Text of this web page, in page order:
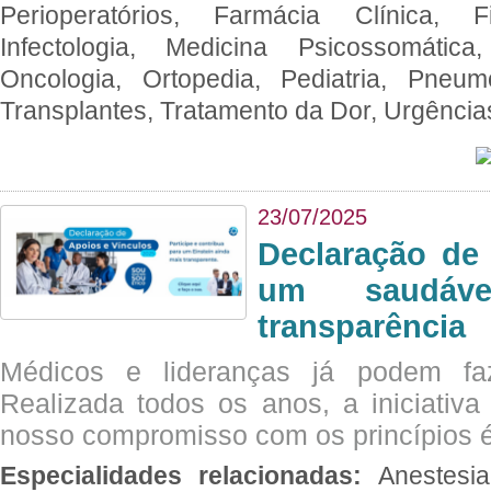
Perioperatórios, Farmácia Clínica,
Infectologia, Medicina
Oncologia, Ortopedia, Pediatria,
Transplantes, Tratamento da Dor,
23/07/2025
Declaração
um
transparência
Médicos e lideranças já podem
Realizada todos os anos, a
nosso compromisso com os princípios
Especialidades relacionadas: